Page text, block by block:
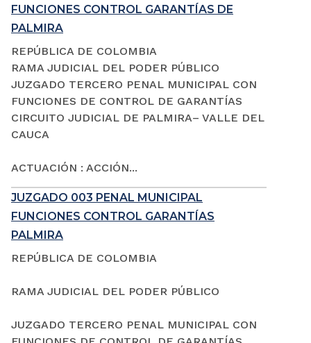
FUNCIONES CONTROL GARANTÍAS DE
PALMIRA
REPÚBLICA DE COLOMBIA
RAMA JUDICIAL DEL PODER PÚBLICO
JUZGADO TERCERO PENAL MUNICIPAL CON
FUNCIONES DE CONTROL DE GARANTÍAS
CIRCUITO JUDICIAL DE PALMIRA– VALLE DEL
CAUCA
ACTUACIÓN : ACCIÓN...
JUZGADO 003 PENAL MUNICIPAL
FUNCIONES CONTROL GARANTÍAS
PALMIRA
REPÚBLICA DE COLOMBIA
RAMA JUDICIAL DEL PODER PÚBLICO
JUZGADO TERCERO PENAL MUNICIPAL CON